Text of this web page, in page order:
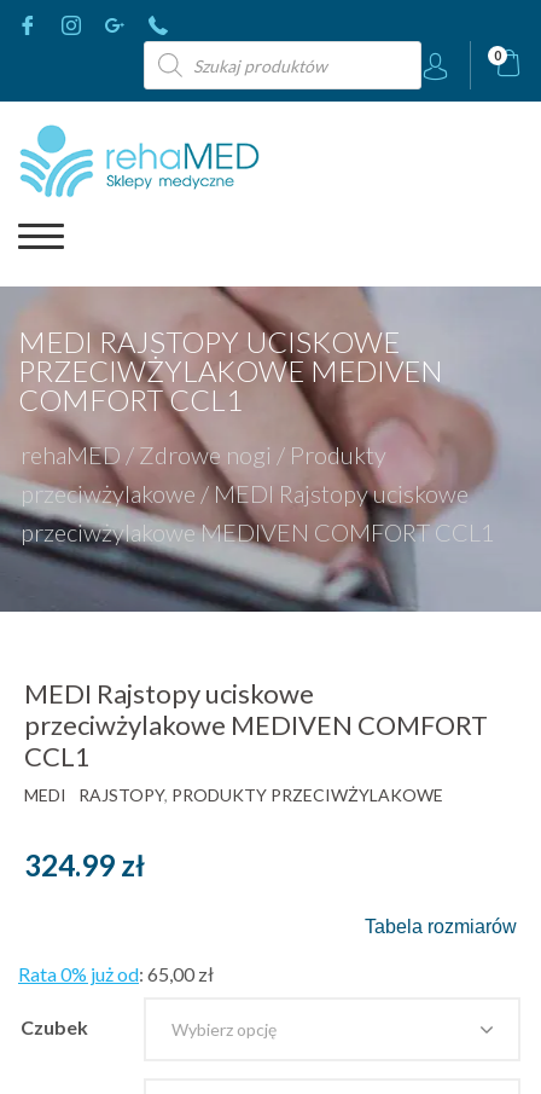
Wyszukiwarka
produktów
0
MEDI RAJSTOPY UCISKOWE
PRZECIWŻYLAKOWE MEDIVEN
COMFORT CCL1
rehaMED / Zdrowe nogi / Produkty
przeciwżylakowe / MEDI Rajstopy uciskowe
przeciwżylakowe MEDIVEN COMFORT CCL1
MEDI Rajstopy uciskowe
przeciwżylakowe MEDIVEN COMFORT
CCL1
MEDI RAJSTOPY, PRODUKTY PRZECIWŻYLAKOWE
324.99 zł
Tabela rozmiarów
Rata 0% już od: 65,00 zł
Czubek